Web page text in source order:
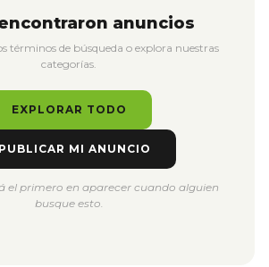
anuncios
términos de búsqueda o explora nuestras
categorías.
EXPLORAR TODO
PUBLICAR MI ANUNCIO
el primero en aparecer cuando alguien
busque esto.